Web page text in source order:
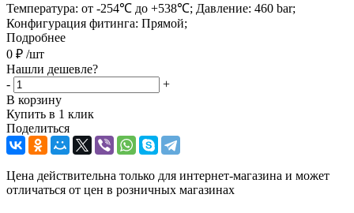
Температура: от -254℃ до +538℃; Давление: 460 bar;
Конфигурация фитинга: Прямой;
Подробнее
0 ₽ /шт
Нашли дешевле?
-
+
В корзину
Купить в 1 клик
Поделиться
Цена действительна только для интернет-магазина и может
отличаться от цен в розничных магазинах